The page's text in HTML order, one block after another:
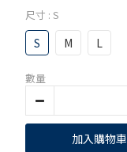
尺寸 : S
S M L
數量
加入購物車